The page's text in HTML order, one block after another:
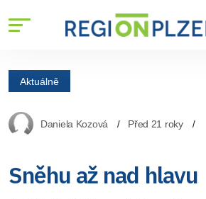
Aktuálně
Daniela Kozová Před 21 roky
Sněhu až nad hlavu